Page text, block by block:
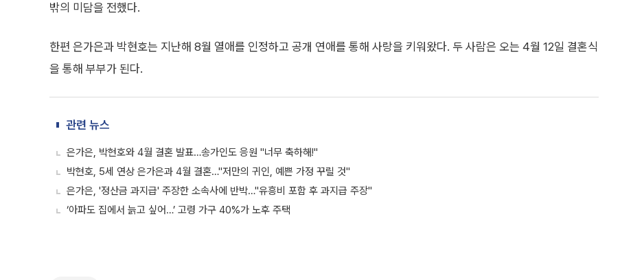
밖의 미담을 전했다.
한편 은가은과 박현호는 지난해 8월 열애를 인정하고 공개 연애를 통해 사랑을 키워왔다. 두 사람은 오는 4월 12일 결혼식
을 통해 부부가 된다.
관련 뉴스
은가은, 박현호와 4월 결혼 발표…송가인도 응원 "너무 축하해!"
박현호, 5세 연상 은가은과 4월 결혼…"저만의 귀인, 예쁜 가정 꾸릴 것"
은가은, '정산금 과지급' 주장한 소속사에 반박…"유흥비 포함 후 과지급 주장"
‘아파도 집에서 늙고 싶어…’ 고령 가구 40%가 노후 주택